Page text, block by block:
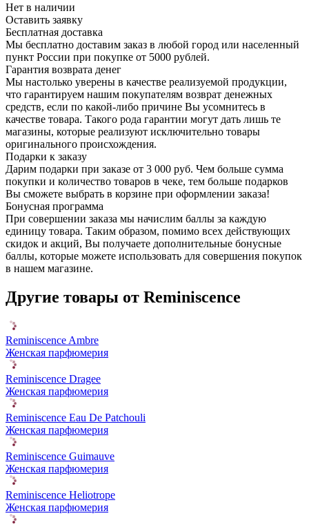
Нет в наличии
Оставить заявку
Бесплатная доставка
Мы бесплатно доставим заказ в любой город или населенный
пункт России при покупке от 5000 рублей.
Гарантия возврата денег
Мы настолько уверены в качестве реализуемой продукции,
что гарантируем нашим покупателям возврат денежных
средств, если по какой-либо причине Вы усомнитесь в
качестве товара. Такого рода гарантии могут дать лишь те
магазины, которые реализуют исключительно товары
оригинального происхождения.
Подарки к заказу
Дарим подарки при заказе от 3 000 руб. Чем больше сумма
покупки и количество товаров в чеке, тем больше подарков
Вы сможете выбрать в корзине при оформлении заказа!
Бонусная программа
При совершении заказа мы начислим баллы за каждую
единицу товара. Таким образом, помимо всех действующих
скидок и акций, Вы получаете дополнительные бонусные
баллы, которые можете использовать для совершения покупок
в нашем магазине.
Другие товары от Reminiscence
Reminiscence Ambre
Женская парфюмерия
Reminiscence Dragee
Женская парфюмерия
Reminiscence Eau De Patchouli
Женская парфюмерия
Reminiscence Guimauve
Женская парфюмерия
Reminiscence Heliotrope
Женская парфюмерия